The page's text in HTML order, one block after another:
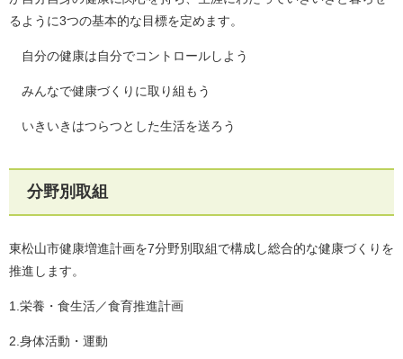
るように3つの基本的な目標を定めます。
自分の健康は自分でコントロールしよう
みんなで健康づくりに取り組もう
いきいきはつらつとした生活を送ろう
分野別取組
東松山市健康増進計画を7分野別取組で構成し総合的な健康づくりを
推進します。
1.栄養・食生活／食育推進計画
2.身体活動・運動